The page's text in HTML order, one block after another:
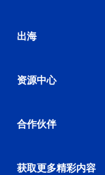
出海
资源中心
合作伙伴
获取更多精彩内容